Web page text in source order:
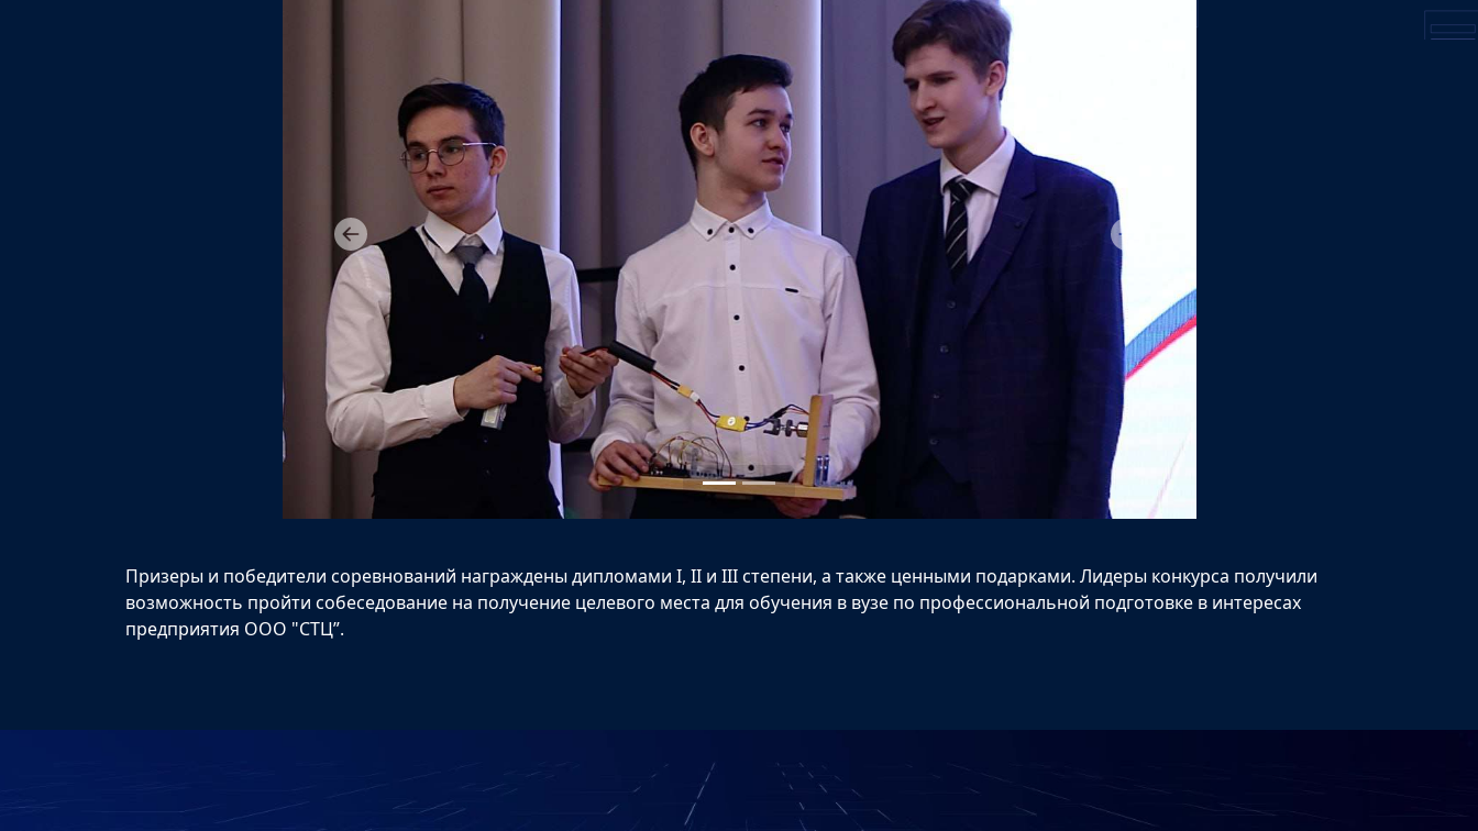
Призеры и победители соревнований награждены дипломами I, II и III степени, а также ценными подарками. Лидеры конкурса получили
возможность пройти собеседование на получение целевого места для обучения в вузе по профессиональной подготовке в интересах
предприятия ООО "СТЦ”.